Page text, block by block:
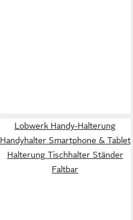
Lobwerk Handy-Halterung
Handyhalter Smartphone & Tablet
Halterung Tischhalter Ständer
Faltbar